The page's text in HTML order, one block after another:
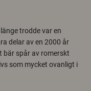
trodde var en
delar av en 2000 år
bär spår av romerskt
som mycket ovanligt i